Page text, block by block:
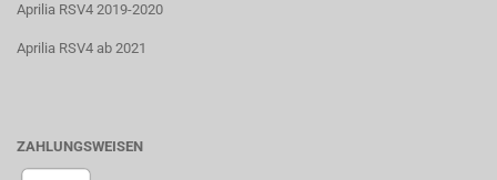
Aprilia RSV4 2019-2020
Aprilia RSV4 ab 2021
ZAHLUNGSWEISEN